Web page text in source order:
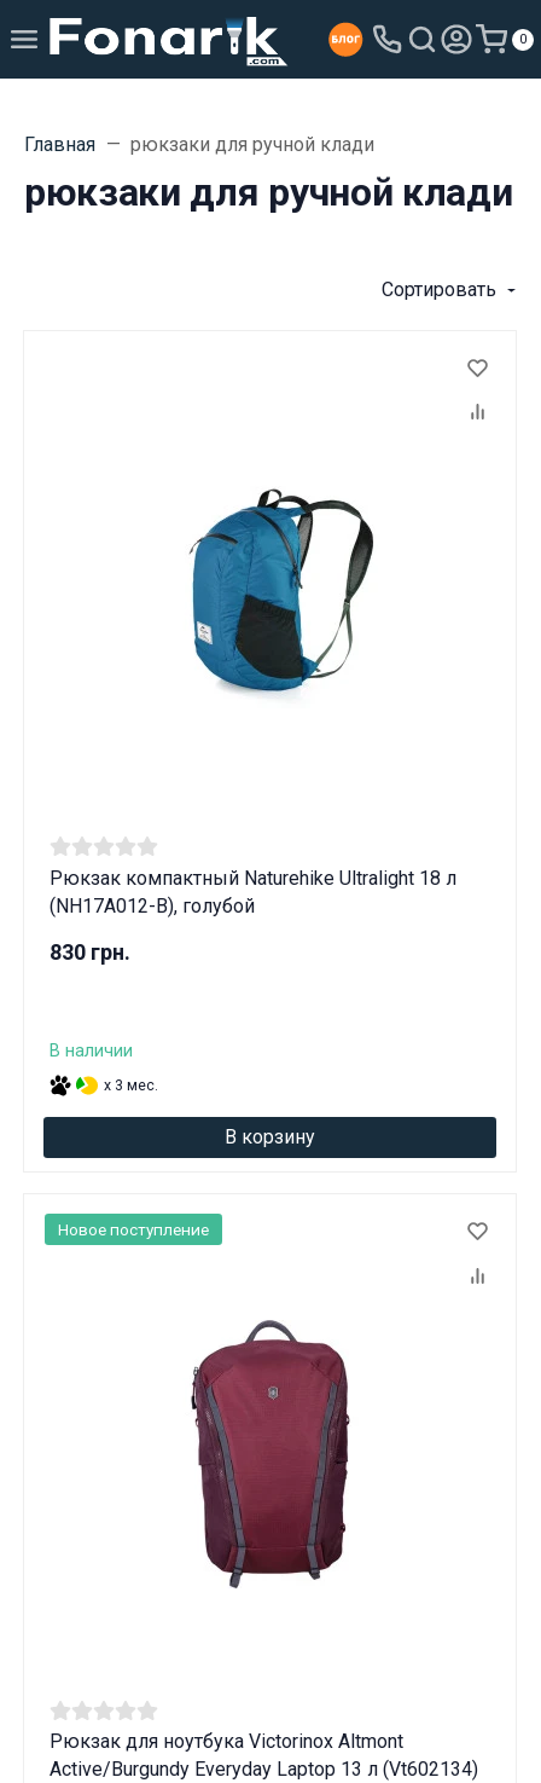
0
Главная рюкзаки для ручной клади
рюкзаки для ручной клади
Сортировать
Рюкзак компактный Naturehike Ultralight 18 л
(NH17A012-B), голубой
830 грн.
В наличии
x 3 мес.
В корзину
Рюкзак для ноутбука Victorinox Altmont
Active/Burgundy Everyday Laptop 13 л (Vt602134)
Новое поступление